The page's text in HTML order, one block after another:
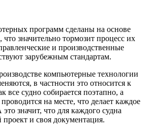
программ сделаны на основе
что значительно тормозит процесс их
и производственные
зарубежным стандартам.
компьютерные технологии
в частности это относится к
все судно собирается поэтапно, а
на месте, что делает каждое
значит, что для каждого судна
проект и своя документация.